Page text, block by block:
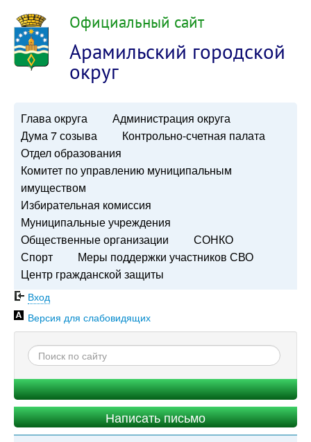
Официальный сайт
Арамильский городской
округ
Глава округа
Администрация округа
Дума 7 созыва
Контрольно-счетная палата
Отдел образования
Комитет по управлению муниципальным
имуществом
Избирательная комиссия
Муниципальные учреждения
Общественные организации
СОНКО
Спорт
Меры поддержки участников СВО
Центр гражданской защиты
Вход
Версия для слабовидящих
Написать письмо